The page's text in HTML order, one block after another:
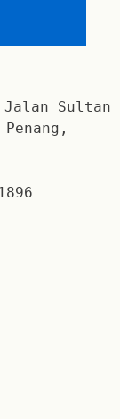
Jalan Sultan